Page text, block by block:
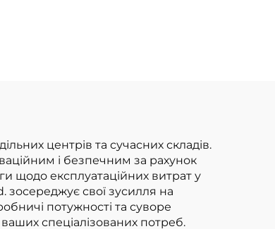
зрідженому
нафтовому газі
вантажопідйомністю
3,5 т
центрів та сучасних складів.
і безпечним за рахунок
щодо експлуатаційних витрат у
зосереджує свої зусилля на
потужності та суворе
спеціалізованих потреб.